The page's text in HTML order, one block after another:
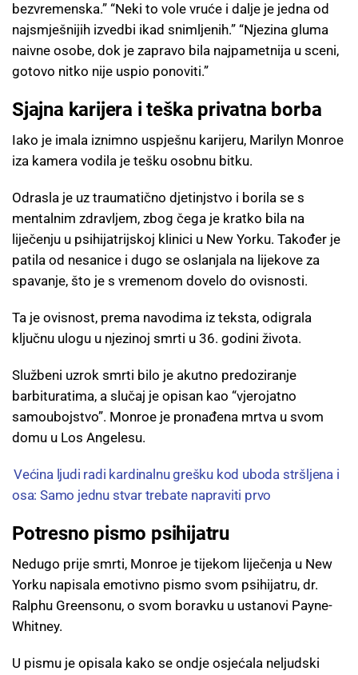
bezvremenska.” “Neki to vole vruće i dalje je jedna od
najsmješnijih izvedbi ikad snimljenih.” “Njezina gluma
naivne osobe, dok je zapravo bila najpametnija u sceni,
gotovo nitko nije uspio ponoviti.”
Sjajna karijera i teška privatna borba
Iako je imala iznimno uspješnu karijeru, Marilyn Monroe
iza kamera vodila je tešku osobnu bitku.
Odrasla je uz traumatično djetinjstvo i borila se s
mentalnim zdravljem, zbog čega je kratko bila na
liječenju u psihijatrijskoj klinici u New Yorku. Također je
patila od nesanice i dugo se oslanjala na lijekove za
spavanje, što je s vremenom dovelo do ovisnosti.
Ta je ovisnost, prema navodima iz teksta, odigrala
ključnu ulogu u njezinoj smrti u 36. godini života.
Službeni uzrok smrti bilo je akutno predoziranje
barbituratima, a slučaj je opisan kao “vjerojatno
samoubojstvo”. Monroe je pronađena mrtva u svom
domu u Los Angelesu.
Većina ljudi radi kardinalnu grešku kod uboda stršljena i
osa: Samo jednu stvar trebate napraviti prvo
Potresno pismo psihijatru
Nedugo prije smrti, Monroe je tijekom liječenja u New
Yorku napisala emotivno pismo svom psihijatru, dr.
Ralphu Greensonu, o svom boravku u ustanovi Payne-
Whitney.
U pismu je opisala kako se ondje osjećala neljudski